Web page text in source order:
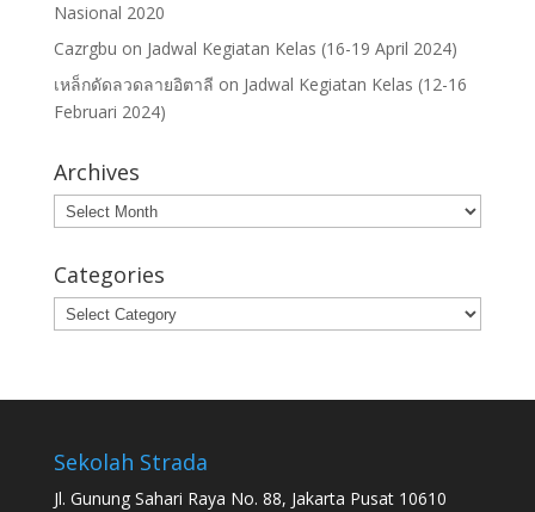
Nasional 2020
Cazrgbu on Jadwal Kegiatan Kelas (16-19 April 2024)
เหล็กดัดลวดลายอิตาลี on Jadwal Kegiatan Kelas (12-16
Februari 2024)
Archives
Archives
Categories
Categories
Sekolah Strada
Jl. Gunung Sahari Raya No. 88, Jakarta Pusat 10610